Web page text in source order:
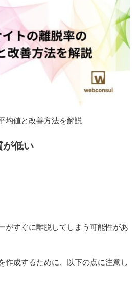
均値と改善方法を解説
が低い
がすぐに離脱してしまう可能性があ
作成するために、以下の点に注意し